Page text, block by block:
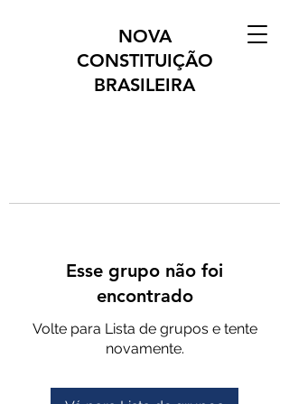
NOVA
CONSTITUIÇÃO
BRASILEIRA
Esse grupo não foi
encontrado
Volte para Lista de grupos e tente
novamente.